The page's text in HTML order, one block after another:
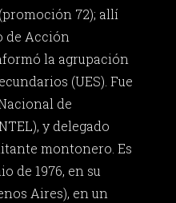
72); allí
de Acción
la agrupación
(UES). Fue
de
y delegado
montonero. Es
de 1976, en su
Aires), en un